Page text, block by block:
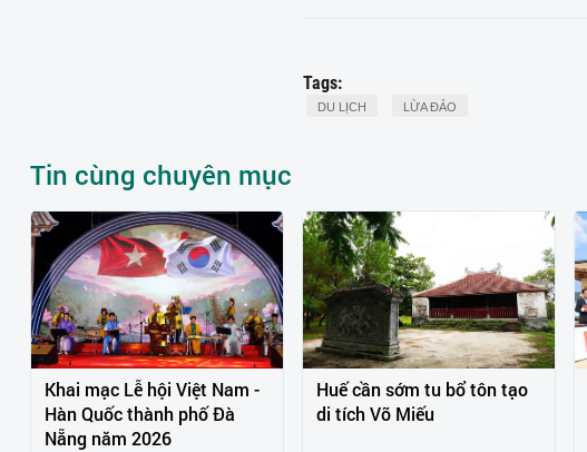
Tags:
DU LỊCH LỪA ĐẢO
Tin cùng chuyên mục
Khai mạc Lễ hội Việt Nam -
Hàn Quốc thành phố Đà
Nẵng năm 2026
Huế cần sớm tu bổ tôn tạo
di tích Võ Miếu